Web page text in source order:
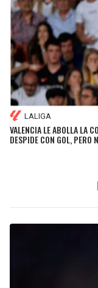
LALIGA
VALENCIA LE ABOLLA LA
DESPIDE CON GOL, PERO